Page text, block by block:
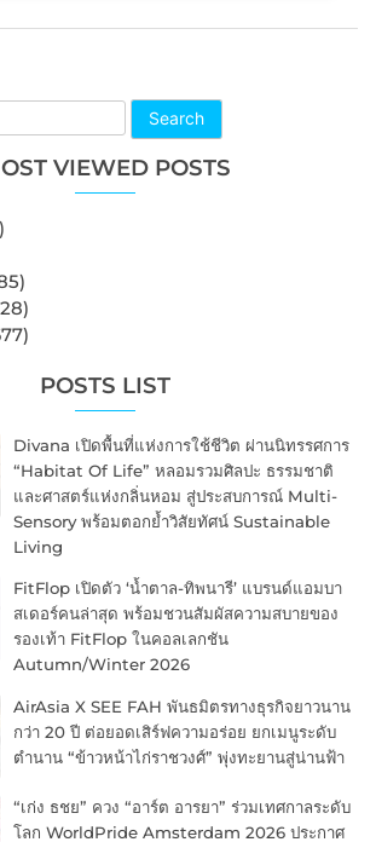
Search
VIEWED POSTS
POSTS LIST
Divana เปิดพื้นที่แห่งการใช้ชีวิต ผ่านนิทรรศการ
“Habitat Of Life” หลอมรวมศิลปะ ธรรมชาติ
และศาสตร์แห่งกลิ่นหอม สู่ประสบการณ์ Multi-
Sensory พร้อมตอกย้ำวิสัยทัศน์ Sustainable
Living
FitFlop เปิดตัว ‘น้ำตาล-ทิพนารี’ แบรนด์แอมบา
สเดอร์คนล่าสุด พร้อมชวนสัมผัสความสบายของ
รองเท้า FitFlop ในคอลเลกชัน
Autumn/Winter 2026
AirAsia X SEE FAH พันธมิตรทางธุรกิจยาวนาน
กว่า 20 ปี ต่อยอดเสิร์ฟความอร่อย ยกเมนูระดับ
ตำนาน “ข้าวหน้าไก่ราชวงศ์” พุ่งทะยานสู่น่านฟ้า
“เก่ง ธชย” ควง “อาร์ต อารยา” ร่วมเทศกาลระดับ
โลก WorldPride Amsterdam 2026 ประกาศ